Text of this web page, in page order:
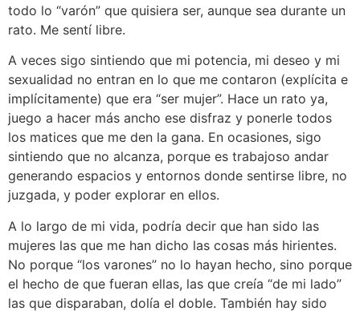
todo lo “varón” que quisiera ser, aunque sea durante un
rato. Me sentí libre.
A veces sigo sintiendo que mi potencia, mi deseo y mi
sexualidad no entran en lo que me contaron (explícita e
implícitamente) que era “ser mujer”. Hace un rato ya,
juego a hacer más ancho ese disfraz y ponerle todos
los matices que me den la gana. En ocasiones, sigo
sintiendo que no alcanza, porque es trabajoso andar
generando espacios y entornos donde sentirse libre, no
juzgada, y poder explorar en ellos.
A lo largo de mi vida, podría decir que han sido las
mujeres las que me han dicho las cosas más hirientes.
No porque “los varones” no lo hayan hecho, sino porque
el hecho de que fueran ellas, las que creía “de mi lado”
las que disparaban, dolía el doble. También hay sido